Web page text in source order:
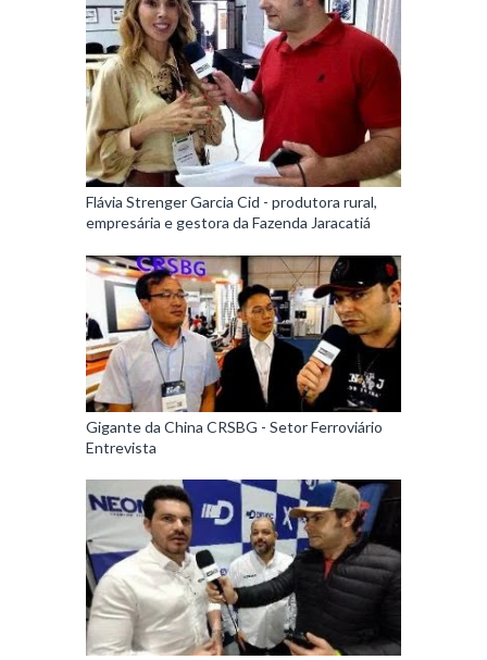
Flávia Strenger Garcia Cid - produtora rural,
empresária e gestora da Fazenda Jaracatiá
Gigante da China CRSBG - Setor Ferroviário
Entrevista